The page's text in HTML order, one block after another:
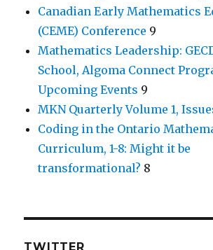
Canadian Early Mathematics
(CEME) Conference 9
Mathematics Leadership:
School, Algoma Connect
Upcoming Events 9
MKN Quarterly Volume 1,
Coding in the Ontario
Curriculum, 1-8: Might it be
transformational? 8
TWITTER